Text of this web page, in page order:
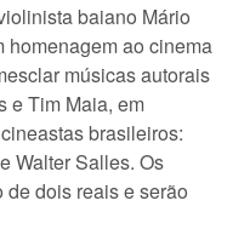
baiano Mário
homenagem ao cinema
músicas autorais
e Tim Maia, em
brasileiros:
Walter Salles. Os
dois reais e serão